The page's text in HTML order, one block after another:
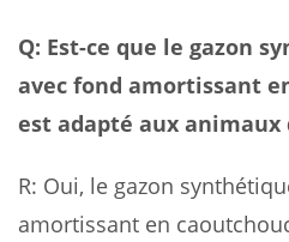
Q: Est-ce que le gazon
avec fond amortissant
est adapté aux animaux
R: Oui, le gazon
amortissant en